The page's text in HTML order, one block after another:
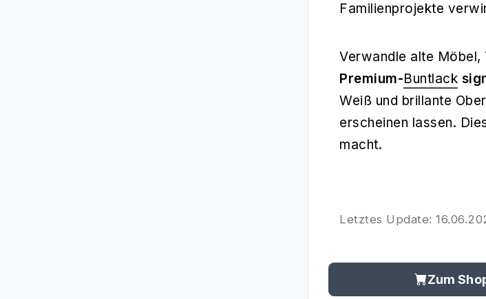
Familienprojekte
Verwandle alte Möbel,
Premium-Buntlack
Weiß und brillante
erscheinen lassen.
macht.
Letztes Update:
Zum